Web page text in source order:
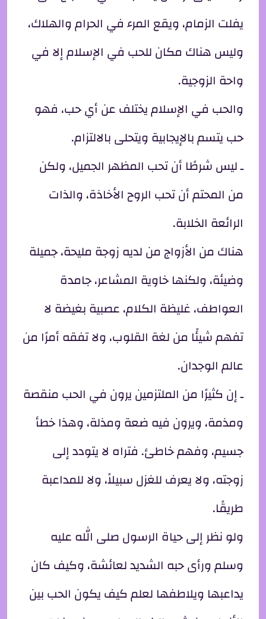
يفلت الزمام، ويقع المرء في الحرام والهلاك،
وليس هناك مكان للحب في الإسلام إلا في
واحة الزوجية.
والحب في الإسلام يختلف عن أي حب، فهو
حب يتسم بالإيجابية ويتحلى بالالتزام.
ـ ليس شرطًا أن تحب المظهر الجميل، ولكن
من المحتم أن تحب الروح الأخاذة، والذات
الرائعة الخلابة.
هناك من الأزواج من لديه زوجة مليحة، جميلة
وضيئة، ولكنها خاوية المشاعر، جامدة
العواطف، غليظة الكلام، عصبية بغيضة لا
تفهم شيئًا من لغة القلوب، ولا تفقه أمرًا من
عالم الوجدان.
ـ إن كثيرًا من الملتزمين يرون في الحب منقصة
ومذمة، ويرون فيه ضعة ومذلة، وهذا خطأ
جسيم، وفهم خاطئ. فتراه لا يتودد إلى
زوجته، ولا يعرف للغزل سبيلاً، ولا للمداعبة
طريقًا.
ولو نظر إلى حياة الرسول صلى الله عليه
وسلم ورأى حبه الشديد لعائشة، وكيف كان
يداعبها ويلاطفها لعلم كيف يكون الحب بين